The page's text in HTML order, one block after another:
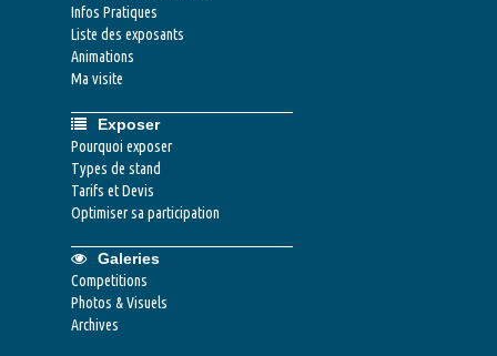
Infos Pratiques
Liste des exposants
Animations
Ma visite
Exposer
Pourquoi exposer
Types de stand
Tarifs et Devis
Optimiser sa participation
Galeries
Competitions
Photos & Visuels
Archives